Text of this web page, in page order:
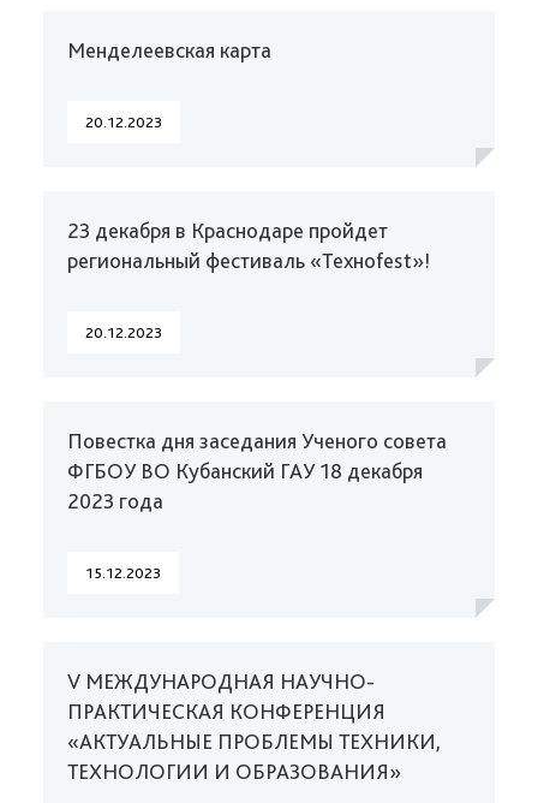
Менделеевская карта
20.12.2023
23 декабря в Краснодаре пройдет
региональный фестиваль «Техноfest»!
20.12.2023
Повестка дня заседания Ученого совета
ФГБОУ ВО Кубанский ГАУ 18 декабря
2023 года
15.12.2023
V МЕЖДУНАРОДНАЯ НАУЧНО-
ПРАКТИЧЕСКАЯ КОНФЕРЕНЦИЯ
«АКТУАЛЬНЫЕ ПРОБЛЕМЫ ТЕХНИКИ,
ТЕХНОЛОГИИ И ОБРАЗОВАНИЯ»